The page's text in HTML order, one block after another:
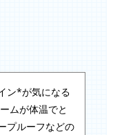
ン*が気になる
ムが体温でと
プルーフなどの